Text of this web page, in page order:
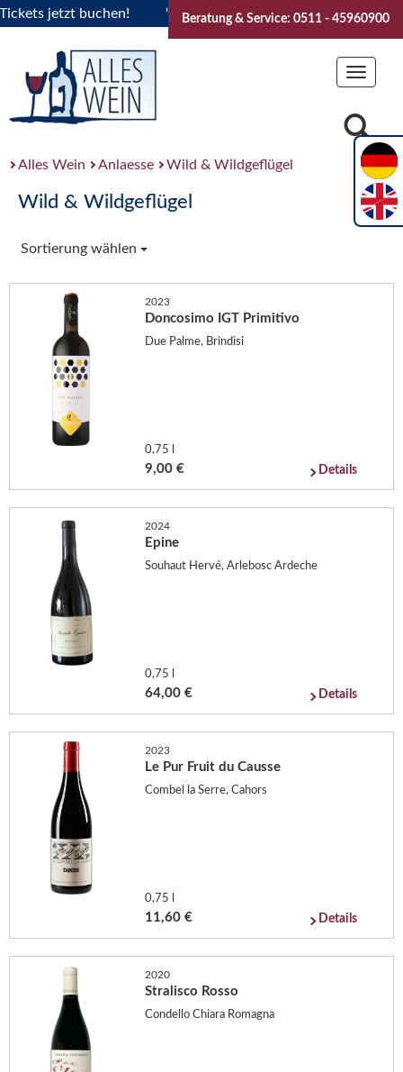
jetzt buchen! "Das Sommerfest 2026" Vive la
Beratung & Service: 0511 - 45960900
Toggle
Alles Wein Anlaesse Wild & Wildgeflügel
Wild & Wildgeflügel
Sortierung wählen
2023
Doncosimo IGT Primitivo
Due Palme, Brindisi
0,75 l
9,00 € Details
2024
Epine
Souhaut Hervé, Arlebosc Ardeche
0,75 l
64,00 € Details
2023
Le Pur Fruit du Causse
Combel la Serre, Cahors
0,75 l
11,60 € Details
2020
Stralisco Rosso
Condello Chiara Romagna